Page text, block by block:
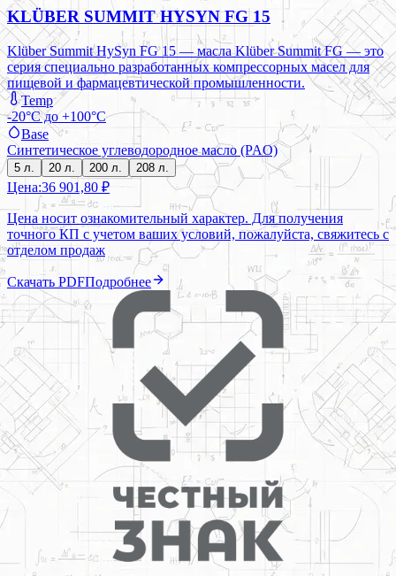
KLÜBER SUMMIT HYSYN FG 15
Klüber Summit HySyn FG 15 — масла Klüber Summit FG — это
серия специально разработанных компрессорных масел для
пищевой и фармацевтической промышленности.
Temp
-20°C до +100°C
Base
Синтетическое углеводородное масло (PAO)
5 л. 20 л. 200 л. 208 л.
Цена:36 901,80 ₽
Цена носит ознакомительный характер. Для получения
точного КП с учетом ваших условий, пожалуйста, свяжитесь с
отделом продаж
Скачать PDFПодробнее